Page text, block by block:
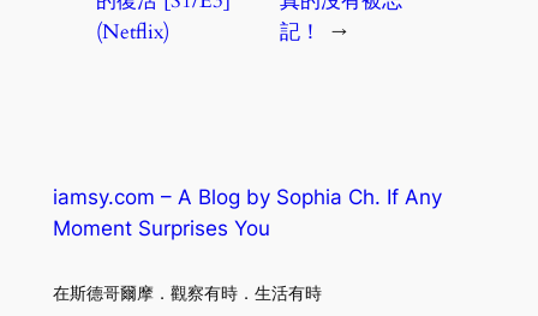
(Netflix)
記！
→
iamsy.com – A Blog by Sophia Ch. If Any
Moment Surprises You
在斯德哥爾摩．觀察有時．生活有時